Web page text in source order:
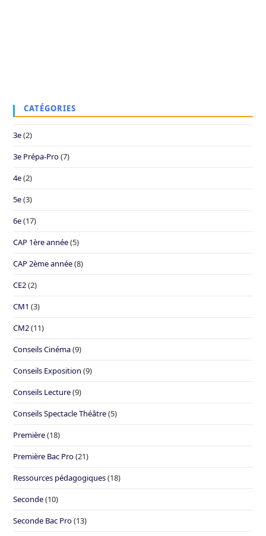
CATÉGORIES
3e(2)
3e Prépa-Pro(7)
4e(2)
5e(3)
6e(17)
CAP 1ère année(5)
CAP 2ème année(8)
CE2(2)
CM1 (3)
CM2(11)
Conseils Cinéma(9)
Conseils Exposition (9)
Conseils Lecture(9)
Conseils Spectacle Théâtre(5)
Première(18)
Première Bac Pro(21)
Ressources pédagogiques(18)
Seconde(10)
Seconde Bac Pro(13)